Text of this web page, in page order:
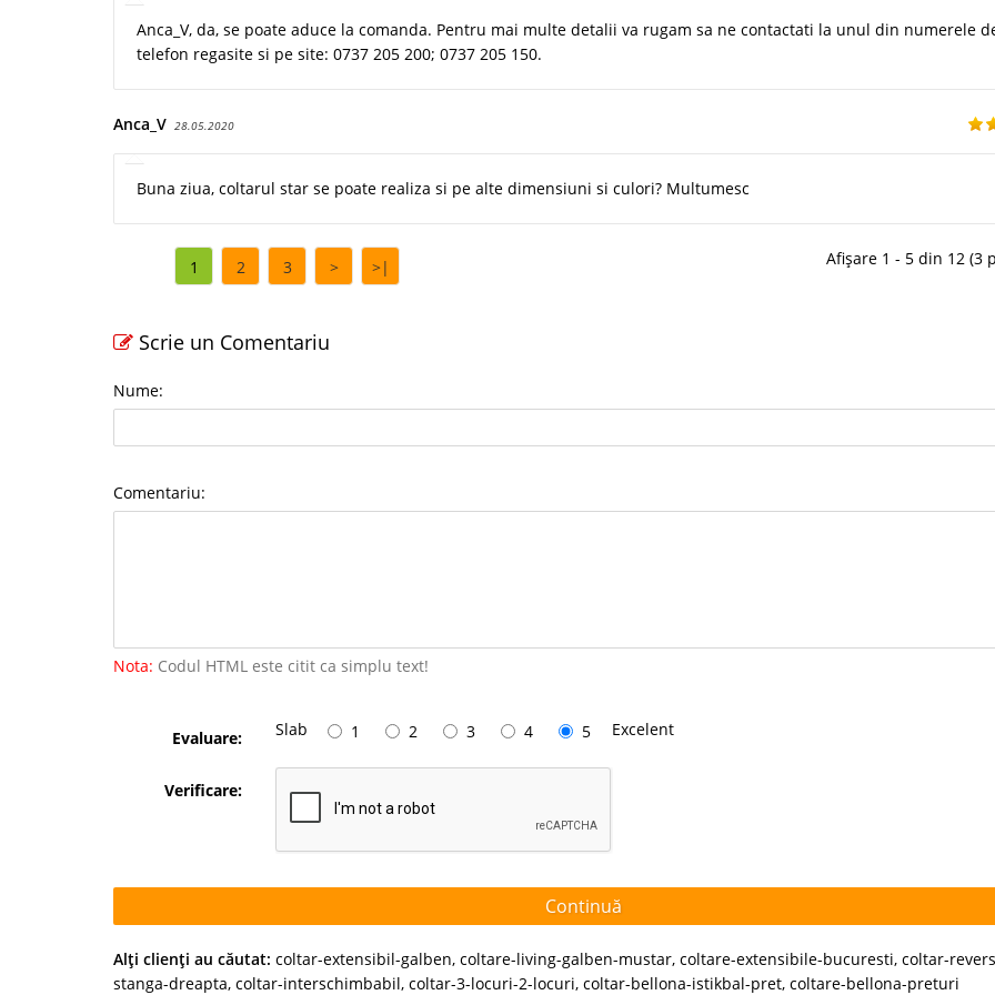
Anca_V, da, se poate aduce la comanda. Pentru mai multe detalii va rugam sa ne contactati la unul din numerele
telefon regasite si pe site: 0737 205 200; 0737 205 150.
Anca_V 28.05.2020
Buna ziua, coltarul star se poate realiza si pe alte dimensiuni si culori? Multumesc
1 2 3 > >| Afișare 1 - 5 din 12 (3
Scrie un Comentariu
Nume:
Comentariu:
Nota: Codul HTML este citit ca simplu text!
Evaluare: Slab 1 2 3 4 5 Excelent
Verificare:
Continuă
Alţi clienţi au căutat: coltar-extensibil-galben, coltare-living-galben-mustar, coltare-extensibile-bucuresti, coltar-
stanga-dreapta, coltar-interschimbabil, coltar-3-locuri-2-locuri, coltar-bellona-istikbal-pret, coltare-bellona-preturi